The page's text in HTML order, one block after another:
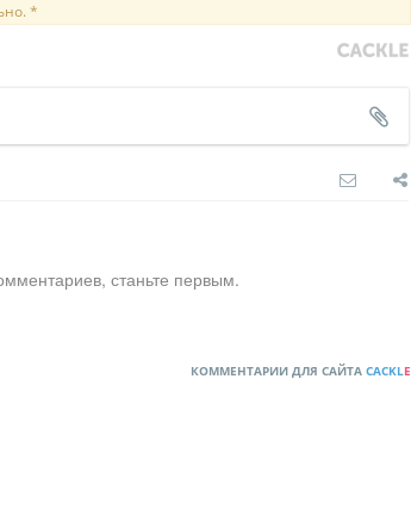
*
станьте первым.
КОММЕНТАРИИ ДЛЯ САЙТА CACKLE